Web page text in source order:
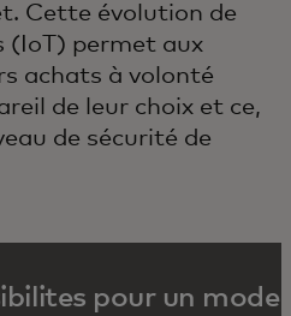
Cette évolution de
(IoT) permet aux
achats à volonté
de leur choix et ce,
de sécurité de
pour un mode